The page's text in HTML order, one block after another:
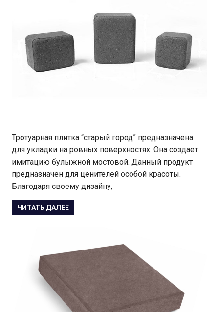
Тротуарная плитка “старый город” предназначена
для укладки на ровных поверхностях. Она создает
имитацию булыжной мостовой. Данный продукт
предназначен для ценителей особой красоты.
Благодаря своему дизайну,
ЧИТАТЬ ДАЛЕЕ